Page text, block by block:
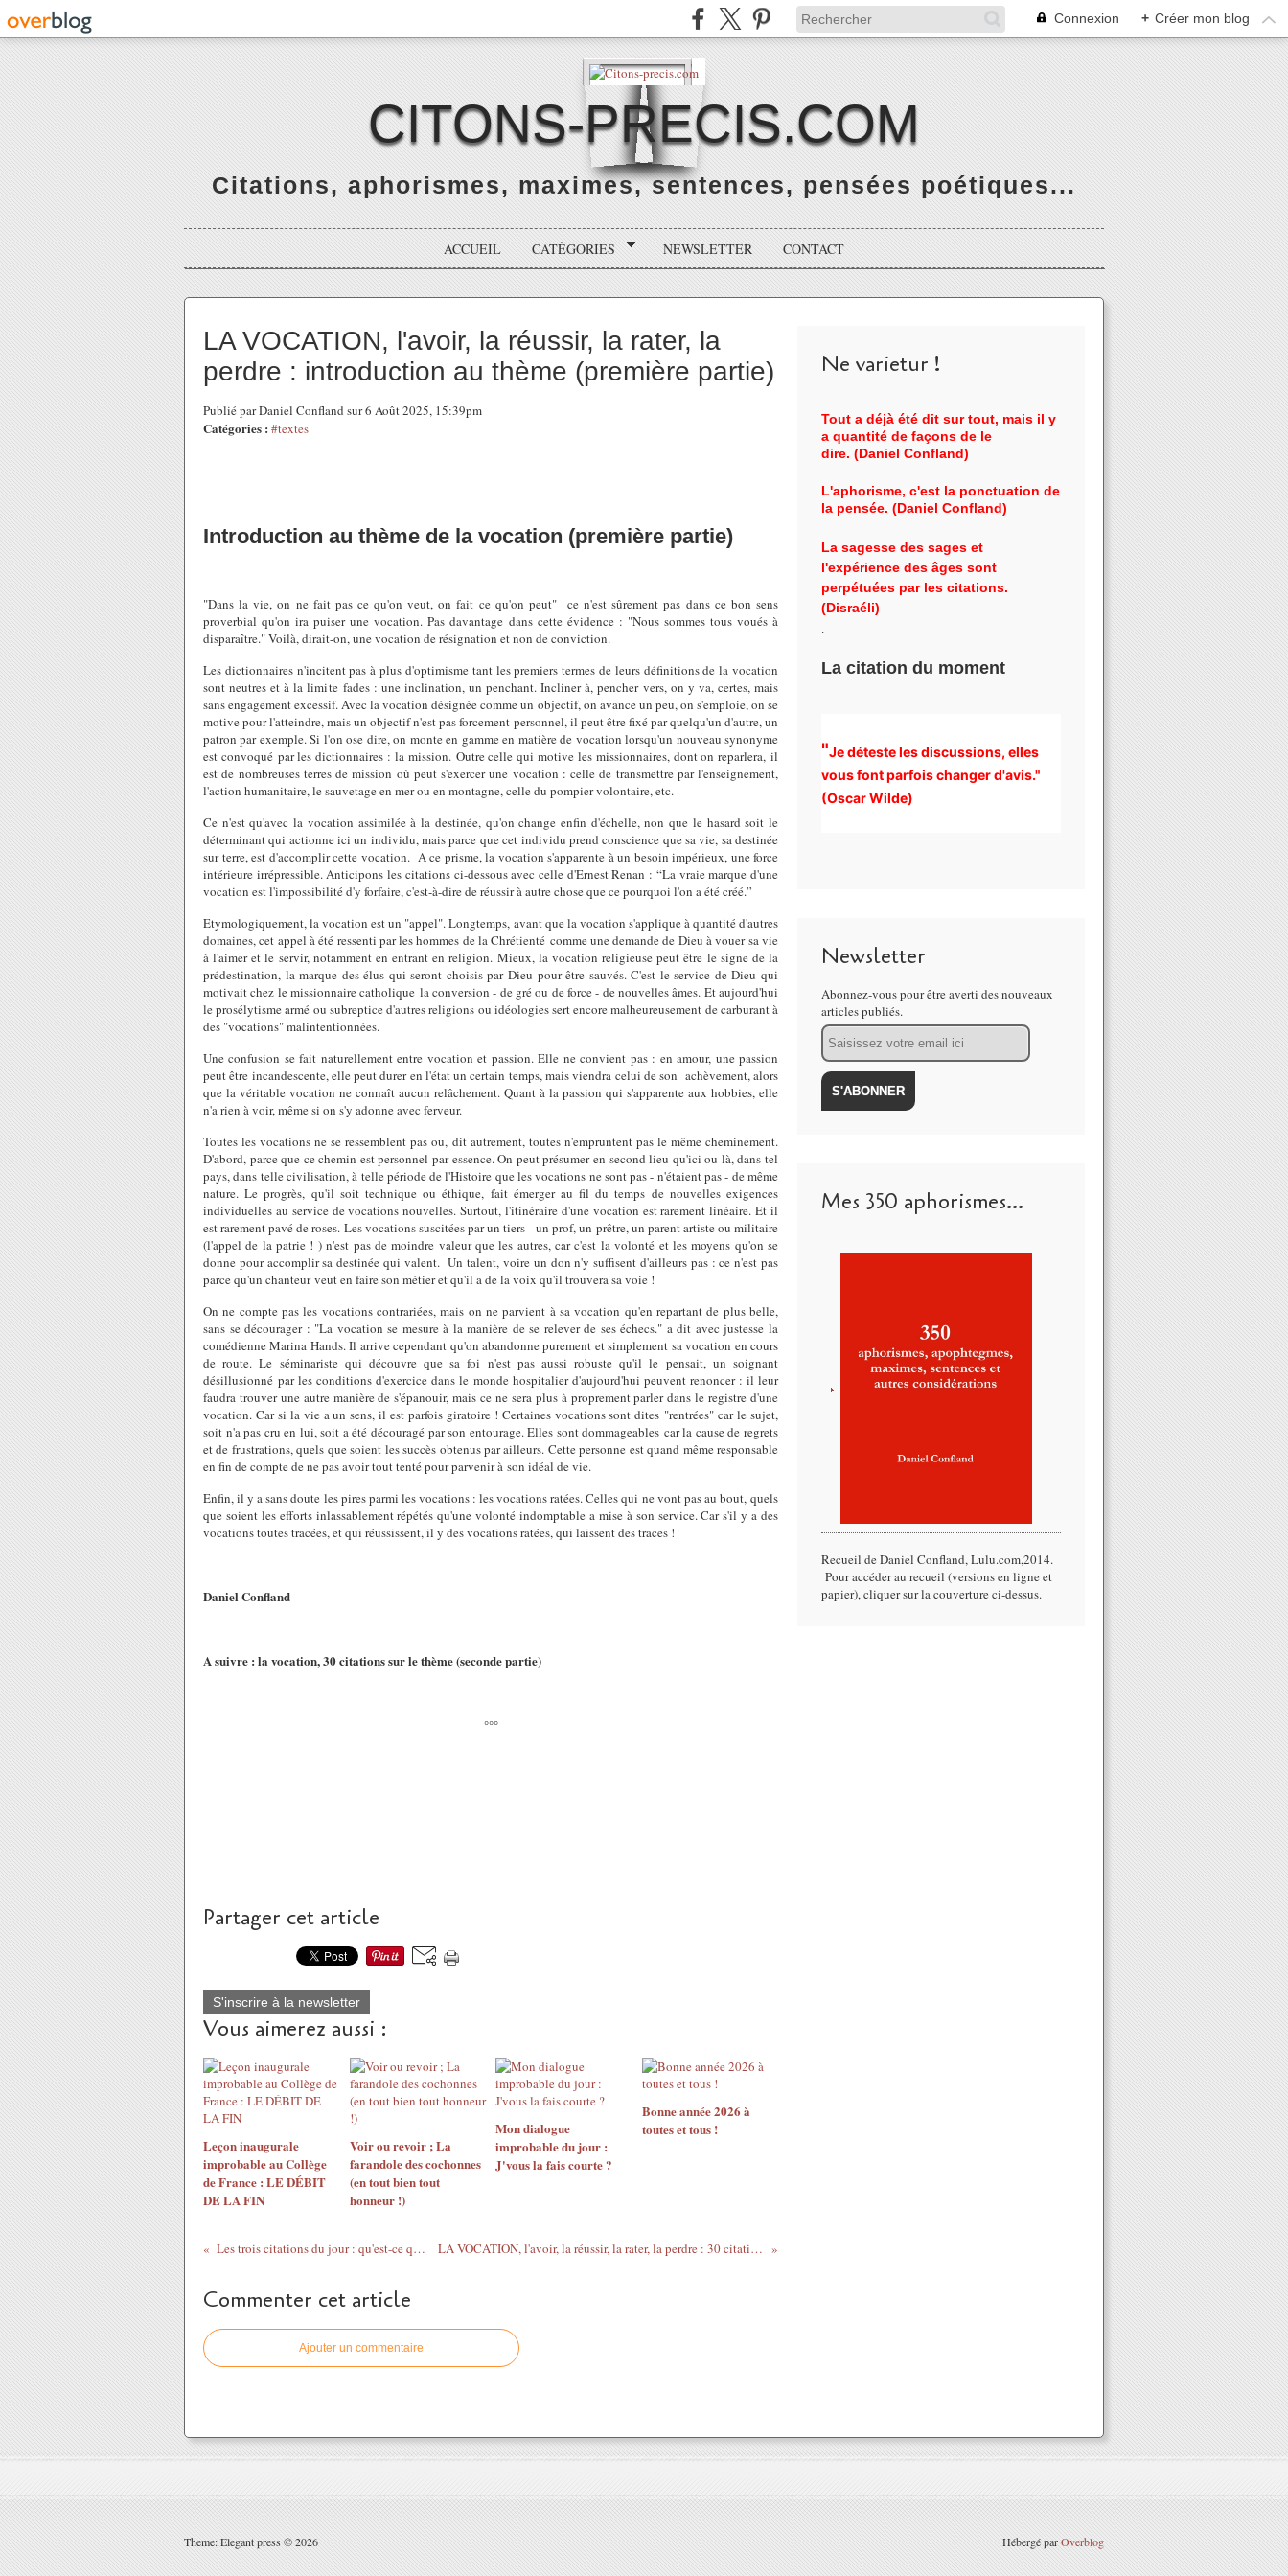
Connexion + Créer mon blog
CITONS-PRECIS.COM
Citations, aphorismes, maximes, sentences, pensées poétiques...
ACCUEIL CATÉGORIES NEWSLETTER CONTACT
LA VOCATION, l'avoir, la réussir, la rater, la
perdre : introduction au thème (première partie)
Publié par Daniel Confland sur 6 Août 2025, 15:39pm
Catégories : #textes
Introduction au thème de la vocation (première partie)
"Dans la vie, on ne fait pas ce qu'on veut, on fait ce qu'on peut" ce n'est sûrement pas dans ce bon sens
proverbial qu'on ira puiser une vocation. Pas davantage dans cette évidence : "Nous sommes tous voués à
disparaître." Voilà, dirait-on, une vocation de résignation et non de conviction.
Les dictionnaires n'incitent pas à plus d'optimisme tant les premiers termes de leurs définitions de la vocation
sont neutres et à la limite fades : une inclination, un penchant. Incliner à, pencher vers, on y va, certes, mais
sans engagement excessif. Avec la vocation désignée comme un objectif, on avance un peu, on s'emploie, on se
motive pour l'atteindre, mais un objectif n'est pas forcement personnel, il peut être fixé par quelqu'un d'autre, un
patron par exemple. Si l'on ose dire, on monte en gamme en matière de vocation lorsqu'un nouveau synonyme
est convoqué par les dictionnaires : la mission. Outre celle qui motive les missionnaires, dont on reparlera, il
est de nombreuses terres de mission où peut s'exercer une vocation : celle de transmettre par l'enseignement,
l'action humanitaire, le sauvetage en mer ou en montagne, celle du pompier volontaire, etc.
Ce n'est qu'avec la vocation assimilée à la destinée, qu'on change enfin d'échelle, non que le hasard soit le
déterminant qui actionne ici un individu, mais parce que cet individu prend conscience que sa vie, sa destinée
sur terre, est d'accomplir cette vocation. A ce prisme, la vocation s'apparente à un besoin impérieux, une force
intérieure irrépressible. Anticipons les citations ci-dessous avec celle d'Ernest Renan : “La vraie marque d'une
vocation est l'impossibilité d'y forfaire, c'est-à-dire de réussir à autre chose que ce pourquoi l'on a été créé.”
Etymologiquement, la vocation est un "appel". Longtemps, avant que la vocation s'applique à quantité d'autres
domaines, cet appel à été ressenti par les hommes de la Chrétienté comme une demande de Dieu à vouer sa vie
à l'aimer et le servir, notamment en entrant en religion. Mieux, la vocation religieuse peut être le signe de la
prédestination, la marque des élus qui seront choisis par Dieu pour être sauvés. C'est le service de Dieu qui
motivait chez le missionnaire catholique la conversion - de gré ou de force - de nouvelles âmes. Et aujourd'hui
le prosélytisme armé ou subreptice d'autres religions ou idéologies sert encore malheureusement de carburant à
des "vocations" malintentionnées.
Une confusion se fait naturellement entre vocation et passion. Elle ne convient pas : en amour, une passion
peut être incandescente, elle peut durer en l'état un certain temps, mais viendra celui de son achèvement, alors
que la véritable vocation ne connaît aucun relâchement. Quant à la passion qui s'apparente aux hobbies, elle
n'a rien à voir, même si on s'y adonne avec ferveur.
Toutes les vocations ne se ressemblent pas ou, dit autrement, toutes n'empruntent pas le même cheminement.
D'abord, parce que ce chemin est personnel par essence. On peut présumer en second lieu qu'ici ou là, dans tel
pays, dans telle civilisation, à telle période de l'Histoire que les vocations ne sont pas - n'étaient pas - de même
nature. Le progrès, qu'il soit technique ou éthique, fait émerger au fil du temps de nouvelles exigences
individuelles au service de vocations nouvelles. Surtout, l'itinéraire d'une vocation est rarement linéaire. Et il
est rarement pavé de roses. Les vocations suscitées par un tiers - un prof, un prêtre, un parent artiste ou militaire
(l'appel de la patrie ! ) n'est pas de moindre valeur que les autres, car c'est la volonté et les moyens qu'on se
donne pour accomplir sa destinée qui valent. Un talent, voire un don n'y suffisent d'ailleurs pas : ce n'est pas
parce qu'un chanteur veut en faire son métier et qu'il a de la voix qu'il trouvera sa voie !
On ne compte pas les vocations contrariées, mais on ne parvient à sa vocation qu'en repartant de plus belle,
sans se décourager : "La vocation se mesure à la manière de se relever de ses échecs." a dit avec justesse la
comédienne Marina Hands. Il arrive cependant qu'on abandonne purement et simplement sa vocation en cours
de route. Le séminariste qui découvre que sa foi n'est pas aussi robuste qu'il le pensait, un soignant
désillusionné par les conditions d'exercice dans le monde hospitalier d'aujourd'hui peuvent renoncer : il leur
faudra trouver une autre manière de s'épanouir, mais ce ne sera plus à proprement parler dans le registre d'une
vocation. Car si la vie a un sens, il est parfois giratoire ! Certaines vocations sont dites "rentrées" car le sujet,
soit n'a pas cru en lui, soit a été découragé par son entourage. Elles sont dommageables car la cause de regrets
et de frustrations, quels que soient les succès obtenus par ailleurs. Cette personne est quand même responsable
en fin de compte de ne pas avoir tout tenté pour parvenir à son idéal de vie.
Enfin, il y a sans doute les pires parmi les vocations : les vocations ratées. Celles qui ne vont pas au bout, quels
que soient les efforts inlassablement répétés qu'une volonté indomptable a mise à son service. Car s'il y a des
vocations toutes tracées, et qui réussissent, il y des vocations ratées, qui laissent des traces !
Daniel Confland
A suivre : la vocation, 30 citations sur le thème (seconde partie)
°°°
Partager cet article
S'inscrire à la newsletter
Vous aimerez aussi :
Leçon inaugurale
improbable au Collège
de France : LE DÉBIT
DE LA FIN
Voir ou revoir ; La
farandole des cochonnes
(en tout bien tout
honneur !)
Mon dialogue
improbable du jour :
J'vous la fais courte ?
Bonne année 2026 à
toutes et tous !
Les trois citations du jour : qu'est-ce qu'un bon compromis ? LA VOCATION, l'avoir, la réussir, la rater, la perdre : 30 citations sur le thème (seconde partie)
Commenter cet article
Ajouter un commentaire
Ne varietur !
Tout a déjà été dit sur tout, mais il y
a quantité de façons de le
dire. (Daniel Confland)
L'aphorisme, c'est la ponctuation de
la pensée. (Daniel Confland)
La sagesse des sages et
l'expérience des âges sont
perpétuées par les citations.
(Disraéli)
.
La citation du moment
"Je déteste les discussions, elles
vous font parfois changer d'avis."
(Oscar Wilde)
Newsletter
Abonnez-vous pour être averti des nouveaux
articles publiés.
Email
Mes 350 aphorismes...
Recueil de Daniel Confland, Lulu.com,2014.​
Pour accéder au recueil (versions en ligne et
papier), cliquer sur la couverture ci-dessus.
Theme: Elegant press © 2026 Hébergé parOverblog